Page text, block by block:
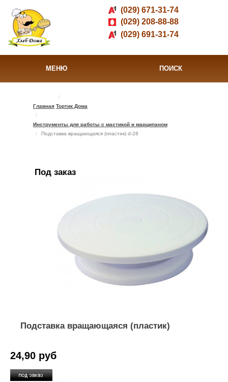
(029) 671-31-74
(029) 208-88-88
(029) 691-31-74
МЕНЮ ПОИСК
Главная Тортик Дома
Инструменты для работы с мастикой и марципаном
Подставка вращающаяся (пластик) d-28
Под заказ
Подставка вращающаяся (пластик)
24,90 руб